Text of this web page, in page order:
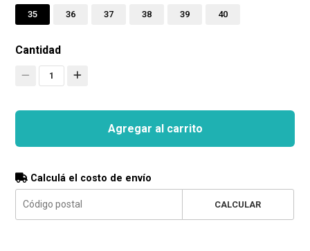
35 36 37 38 39 40
Cantidad
1
Agregar al carrito
Calculá el costo de envío
CALCULAR